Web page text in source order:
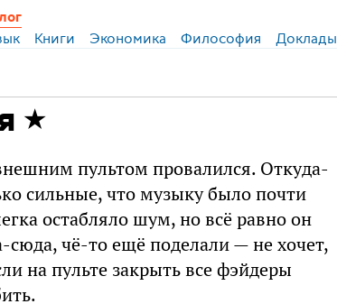
Книги Экономика Философия Доклады
пультом провалился. Откуда-
сильные, что музыку было почти
остабляло шум, но всё равно он
чё-то ещё поделали — не хочет,
на пульте закрыть все фэйдеры